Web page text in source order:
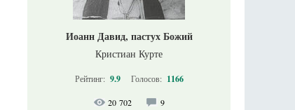
Иоанн Давид, пастух Божий
Кристиан Курте
Рейтинг: 9.9 Голосов: 1166
20 702 9